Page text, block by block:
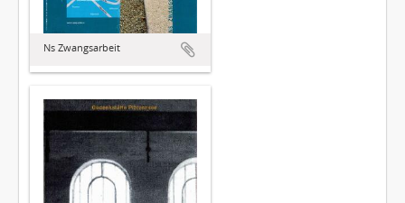
Ns Zwangsarbeit